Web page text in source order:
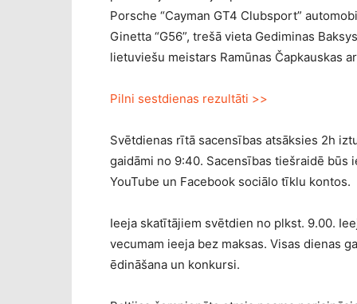
Porsche “Cayman GT4 Clubsport”
Ginetta “G56”, trešā vieta Gediminas
lietuviešu meistars Ramūnas Čapkauskas ar
Pilni sestdienas rezultāti >>
Svētdienas rītā sacensības atsāksies 2h
gaidāmi no 9:40. Sacensības tiešraidē būs
YouTube un Facebook sociālo tīklu kontos.
Ieeja skatītājiem svētdien no plkst. 9.00.
vecumam ieeja bez maksas. Visas dienas
ēdināšana un konkursi.